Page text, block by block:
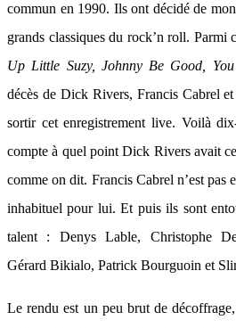
commun en 1990. Ils ont décidé de
grands classiques du rock’n roll. Parmi
Up Little Suzy, Johnny Be Good,
décès de Dick Rivers, Francis Cabrel
sortir cet enregistrement live. Voilà
compte à quel point Dick Rivers avait
comme on dit. Francis Cabrel n’est pas
inhabituel pour lui. Et puis ils sont
talent : Denys Lable, Christophe
Gérard Bikialo, Patrick Bourguoin et
Le rendu est un peu brut de